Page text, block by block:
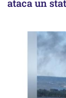
ataca un